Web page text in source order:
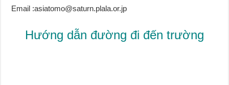
Email :asiatomo@saturn.plala.or.jp
Hướng dẫn đường đi đến trường